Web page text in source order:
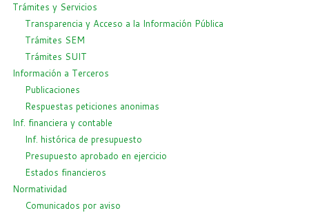
Trámites y Servicios
Transparencia y Acceso a la Información Pública
Trámites SEM
Trámites SUIT
Información a Terceros
Publicaciones
Respuestas peticiones anonimas
Inf. financiera y contable
Inf. histórica de presupuesto
Presupuesto aprobado en ejercicio
Estados financieros
Normatividad
Comunicados por aviso